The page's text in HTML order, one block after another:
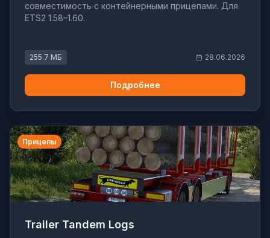
совместимость с контейнерными прицепами. Для
ETS2 1.58–1.60.
255.7 МБ 28.06.2026
Подробнее
Прицепы
Trailer Tandem Logs